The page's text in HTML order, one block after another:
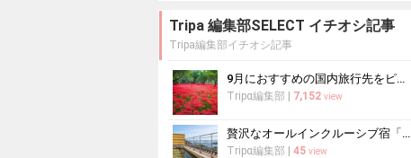
Tripa 編集部SELECT イチオシ記事
Tripa編集部イチオシ記事
9月におすすめの国内旅行先をピックアップ！山の紅葉絶景や果物狩りも
Tripα編集部 7,152 view
贅沢なオールインクルーシブ宿「WASHU BLUE RESORT 風籠」で...
Tripα編集部 45 view